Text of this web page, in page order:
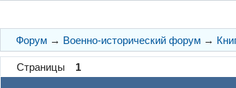
Форум → Военно-исторический форум →
Страницы 1